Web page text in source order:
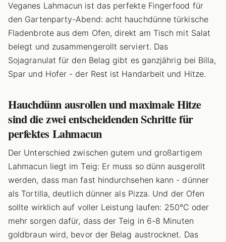
Veganes Lahmacun ist das perfekte Fingerfood für
den Gartenparty-Abend: acht hauchdünne türkische
Fladenbrote aus dem Ofen, direkt am Tisch mit Salat
belegt und zusammengerollt serviert. Das
Sojagranulat für den Belag gibt es ganzjährig bei Billa,
Spar und Hofer - der Rest ist Handarbeit und Hitze.
Hauchdünn ausrollen und maximale Hitze
sind die zwei entscheidenden Schritte für
perfektes Lahmacun
Der Unterschied zwischen gutem und großartigem
Lahmacun liegt im Teig: Er muss so dünn ausgerollt
werden, dass man fast hindurchsehen kann - dünner
als Tortilla, deutlich dünner als Pizza. Und der Ofen
sollte wirklich auf voller Leistung laufen: 250°C oder
mehr sorgen dafür, dass der Teig in 6-8 Minuten
goldbraun wird, bevor der Belag austrocknet. Das